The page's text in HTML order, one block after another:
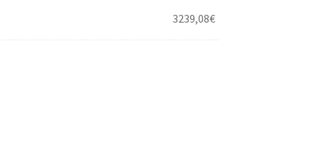
3239,08€